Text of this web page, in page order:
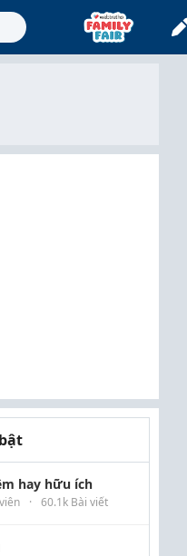
hay hữu ích
· 60.1k Bài viết